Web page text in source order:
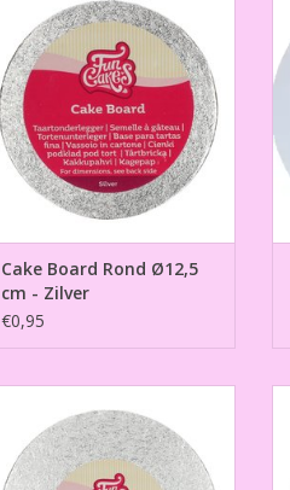
Zilver
TOEVOEGEN AAN WINKELWAGEN
Cake Board Rond Ø12,5
cm - Zilver
€0,95
Zilver
TOEVOEGEN AAN WINKELWAGEN